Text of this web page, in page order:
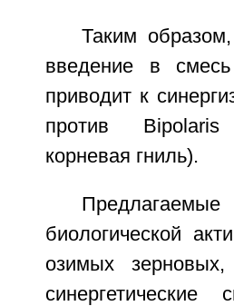
Таким
введение в смесь
приводит к
против Bipolaris
корневая гниль).
биологической
озимых